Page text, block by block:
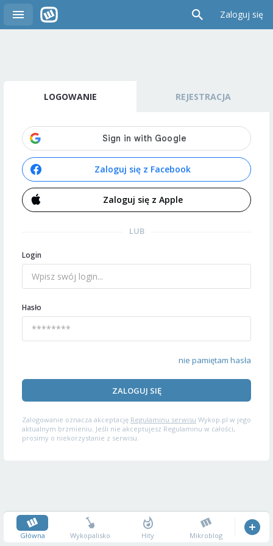
Zaloguj się
LOGOWANIE REJESTRACJA
Zaloguj się z Facebook
Zaloguj się z Apple
LUB
Login
Hasło
nie pamiętam hasła
ZALOGUJ SIĘ
Zalogowanie oznacza akceptację Regulaminu serwisu Wykop.pl w jego
aktualnym brzmieniu. Jeśli nie akceptujesz Regulaminu w całości,
prosimy o niekorzystanie z serwisu.
Główna Wykopalisko Hity Mikroblog